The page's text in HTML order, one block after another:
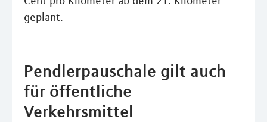
geplant.
Pendlerpauschale gilt auch
für öffentliche
Verkehrsmittel